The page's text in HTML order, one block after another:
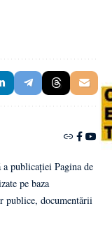
publicației Pagina de
pe baza
documentării